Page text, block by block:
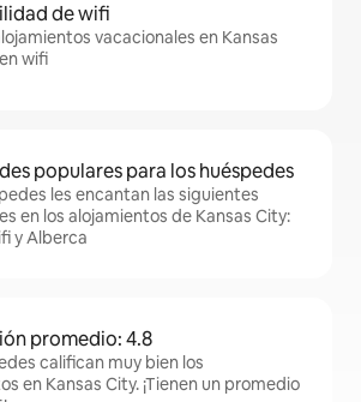
de wifi
vacacionales en Kansas
wifi
populares para los huéspedes
les encantan las siguientes
en los alojamientos de Kansas City:
y Alberca
promedio: 4.8
califican muy bien los
en Kansas City. ¡Tienen un promedio